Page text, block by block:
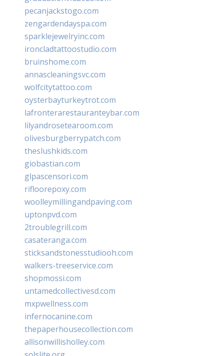
pecanjackstogo.com
zengardendayspa.com
sparklejewelryinc.com
ironcladtattoostudio.com
bruinshome.com
annascleaningsvc.com
wolfcitytattoo.com
oysterbayturkeytrot.com
lafronterarestauranteybar.com
lilyandrosetearoom.com
olivesburgberrypatch.com
theslushkids.com
giobastian.com
glpascensori.com
rifloorepoxy.com
woolleymillingandpaving.com
uptonpvd.com
2troublegrill.com
casateranga.com
sticksandstonesstudiooh.com
walkers-treeservice.com
shopmossi.com
untamedcollectivesd.com
mxpwellness.com
infernocanine.com
thepaperhousecollection.com
allisonwillisholley.com